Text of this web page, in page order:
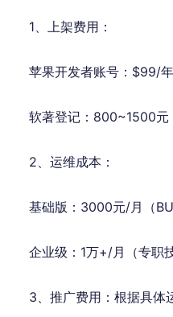
1、上架费用：
苹果开发者账号：$99/年
软著登记：800~1500元
2、运维成本：
基础版：3000元/月（
企业级：1万+/月（专职
3、推广费用：根据具体